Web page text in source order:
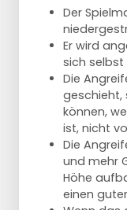
Der
Er wird
sich selbst
Die
geschieht,
können,
ist, nicht
Die
und mehr
Höhe
einen